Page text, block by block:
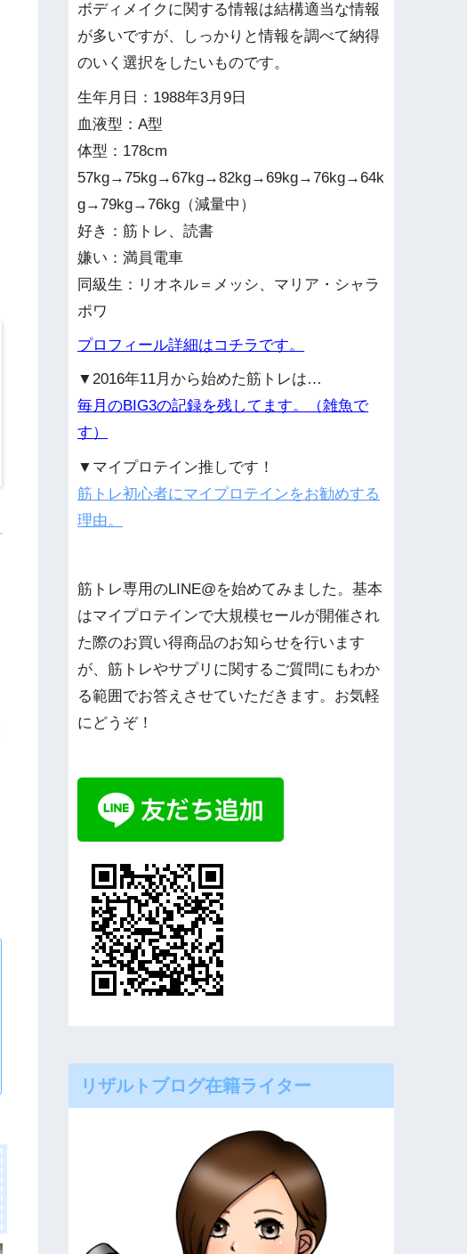
ボディメイクに関する情報は結構適当な情報
が多いですが、しっかりと情報を調べて納得
のいく選択をしたいものです。
生年月日：1988年3月9日
血液型：A型
体型：178cm
57kg→75kg→67kg→82kg→69kg→76kg→64k
g→79kg→76kg（減量中）
好き：筋トレ、読書
嫌い：満員電車
同級生：リオネル＝メッシ、マリア・シャラ
ポワ
プロフィール詳細はコチラです。
▼2016年11月から始めた筋トレは…
毎月のBIG3の記録を残してます。（雑魚で
す）
▼マイプロテイン推しです！
筋トレ初心者にマイプロテインをお勧めする
理由。
筋トレ専用のLINE@を始めてみました。基本
はマイプロテインで大規模セールが開催され
た際のお買い得商品のお知らせを行います
が、筋トレやサプリに関するご質問にもわか
る範囲でお答えさせていただきます。お気軽
にどうぞ！
リザルトブログ在籍ライター